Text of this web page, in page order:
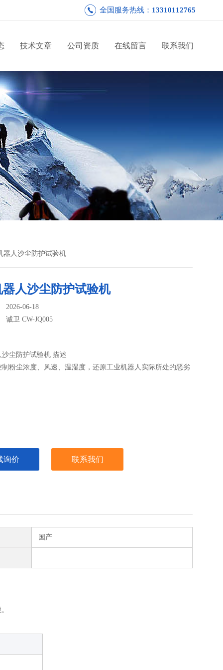
全国服务热线： 13310112765
技术文章 公司资质 在线留言 联系我们
器人沙尘防护试验机
器人沙尘防护试验机
2026-06-18
诚卫 CW-JQ005
沙尘防护试验机 描述
制粉尘浓度、风速、温湿度，还原工业机器人实际所处的恶劣
询价 联系我们
国产